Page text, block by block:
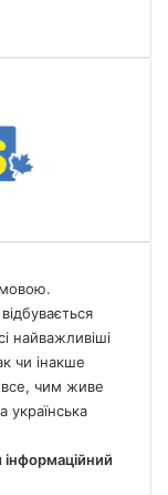
найважливіші
чи інакше
чим живе
українська